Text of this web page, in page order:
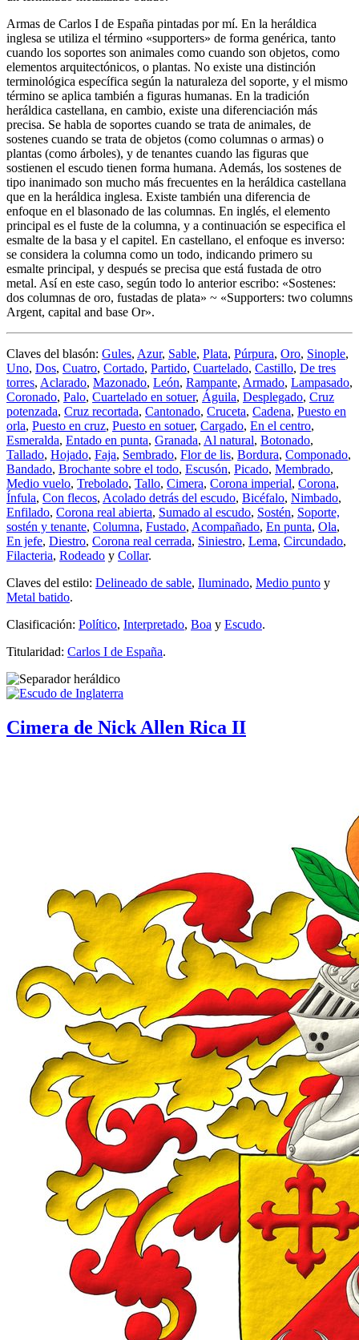
Armas de Carlos I de España pintadas por mí. En la heráldica
inglesa se utiliza el término «supporters» de forma genérica, tanto
cuando los soportes son animales como cuando son objetos, como
elementos arquitectónicos, o plantas. No existe una distinción
terminológica específica según la naturaleza del soporte, y el mismo
término se aplica también a figuras humanas. En la tradición
heráldica castellana, en cambio, existe una diferenciación más
precisa. Se habla de soportes cuando se trata de animales, de
sostenes cuando se trata de objetos (como columnas o armas) o
plantas (como árboles), y de tenantes cuando las figuras que
sostienen el escudo tienen forma humana. Además, los sostenes de
tipo inanimado son mucho más frecuentes en la heráldica castellana
que en la heráldica inglesa. Existe también una diferencia de
enfoque en el blasonado de las columnas. En inglés, el elemento
principal es el fuste de la columna, y a continuación se especifica el
esmalte de la basa y el capitel. En castellano, el enfoque es inverso:
se considera la columna como un todo, indicando primero su
esmalte principal, y después se precisa que está fustada de otro
metal. Así en este caso, según todo lo anterior escribo: «Sostenes:
dos columnas de oro, fustadas de plata» ~ «Supporters: two columns
Argent, capital and base Or».
Claves del blasón: Gules, Azur, Sable, Plata, Púrpura, Oro, Sinople,
Uno, Dos, Cuatro, Cortado, Partido, Cuartelado, Castillo, De tres
torres, Aclarado, Mazonado, León, Rampante, Armado, Lampasado,
Coronado, Palo, Cuartelado en sotuer, Águila, Desplegado, Cruz
potenzada, Cruz recortada, Cantonado, Cruceta, Cadena, Puesto en
orla, Puesto en cruz, Puesto en sotuer, Cargado, En el centro,
Esmeralda, Entado en punta, Granada, Al natural, Botonado,
Tallado, Hojado, Faja, Sembrado, Flor de lis, Bordura, Componado,
Bandado, Brochante sobre el todo, Escusón, Picado, Membrado,
Medio vuelo, Trebolado, Tallo, Cimera, Corona imperial, Corona,
Ínfula, Con flecos, Acolado detrás del escudo, Bicéfalo, Nimbado,
Enfilado, Corona real abierta, Sumado al escudo, Sostén, Soporte,
sostén y tenante, Columna, Fustado, Acompañado, En punta, Ola,
En jefe, Diestro, Corona real cerrada, Siniestro, Lema, Circundado,
Filacteria, Rodeado y Collar.
Claves del estilo: Delineado de sable, Iluminado, Medio punto y
Metal batido.
Clasificación: Político, Interpretado, Boa y Escudo.
Titularidad: Carlos I de España.
Cimera de Nick Allen Rica II